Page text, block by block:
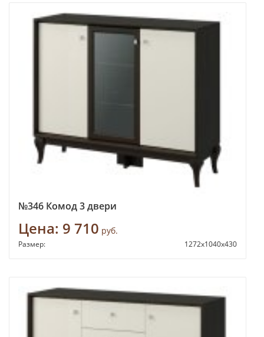
№346 Комод 3 двери
Цена: 9 710 руб.
Размер: 1272х1040х430